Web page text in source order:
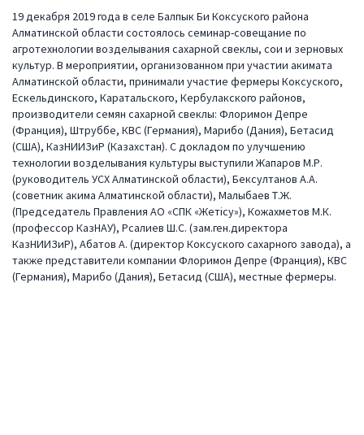
19 декабря 2019 года в селе Балпык Би Коксуского района
Алматинской области состоялось семинар-совещание по
агротехнологии возделывания сахарной свеклы, сои и зерновых
культур. В мероприятии, организованном при участии акимата
Алматинской области, принимали участие фермеры Коксуского,
Ескельдинского, Каратальского, Кербулакского районов,
производители семян сахарной свеклы: Флоримон Депре
(Франция), Штруббе, КВС (Германия), Марибо (Дания), Бетасид
(США), КазНИИЗиР (Казахстан). С докладом по улучшению
технологии возделывания культуры выступили Жапаров М.Р.
(руководитель УСХ Алматинской области), Бексултанов А.А.
(советник акима Алматинской области), Малыбаев Т.Ж.
(Председатель Правления АО «СПК «Жетісу»), Кожахметов М.К.
(профессор КазНАУ), Рсалиев Ш.С. (зам.ген.директора
КазНИИЗиР), Абатов А. (директор Коксуского сахарного завода), а
также представители компании Флоримон Депре (Франция), КВС
(Германия), Марибо (Дания), Бетасид (США), местные фермеры.